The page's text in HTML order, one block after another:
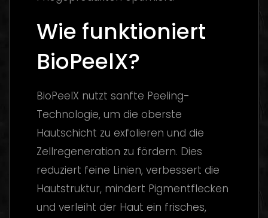
Wie funktioniert
BioPeelX?
BioPeelX nutzt sanfte Peeling-
Technologie, um die oberste
Hautschicht zu exfolieren und die
Zellregeneration zu fördern. Dies
reduziert feine Linien, verbessert die
Hautstruktur, mindert Pigmentflecken
und verleiht der Haut ein frisches,